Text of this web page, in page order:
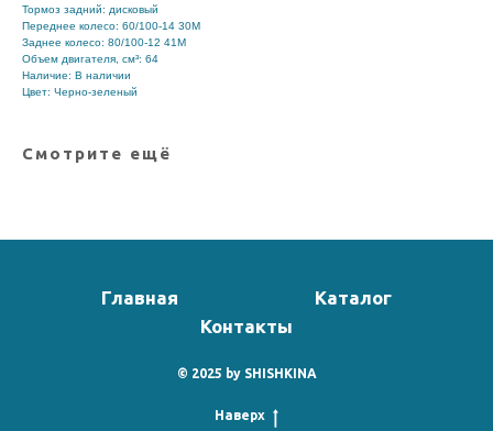
Тормоз задний: дисковый
Переднее колесо: 60/100-14 30M
Заднее колесо: 80/100-12 41M
Объем двигателя, см³: 64
Наличие: В наличии
Цвет: Черно-зеленый
Смотрите ещё
Главная
Каталог
Контакты
© 2025 by SHISHKINA
Наверх